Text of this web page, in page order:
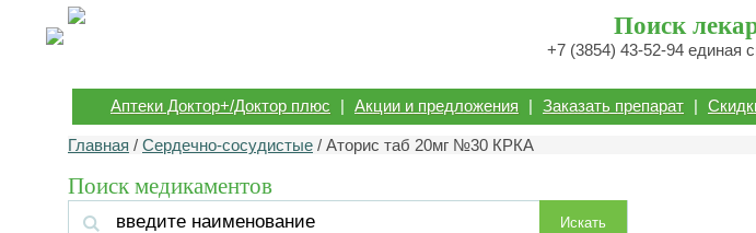
Поиск
+7 (3854) 43-52-94 единая
Аптеки Доктор+/Доктор плюс | Акции и предложения | Заказать препарат |
Главная / Сердечно-сосудистые / Аторис таб 20мг №30 КРКА
Поиск медикаментов
Искать